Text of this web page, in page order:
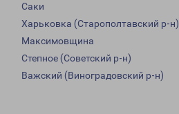
Саки
Харьковка (Старополтавский р-н)
Максимовщина
Степное (Советский р-н)
Важский (Виноградовский р-н)